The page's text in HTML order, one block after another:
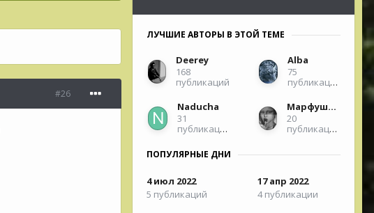
#26
ЛУЧШИЕ АВТОРЫ В ЭТОЙ ТЕМЕ
Deerey
168
публикаций
Alba
75
публикаций
Naducha
31
публикация
Марфушенька
20
публикаций
ПОПУЛЯРНЫЕ ДНИ
4 июл 2022
5 публикаций
17 апр 2022
4 публикации